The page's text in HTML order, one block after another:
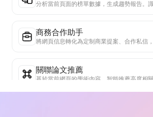
商務合作助手
關聯論文推薦